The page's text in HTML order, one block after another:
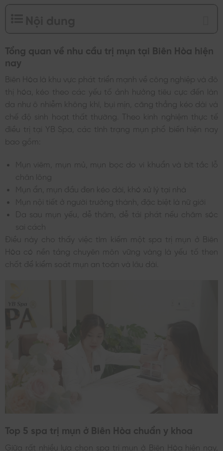
Tổng quan về nhu cầu trị mụn tại Biên Hòa hiện
nay
Biên Hòa là khu vực phát triển mạnh về công nghiệp và đô
thị hóa, kéo theo các yếu tố ảnh hưởng tiêu cực đến làn
da như ô nhiễm không khí, bụi mịn, căng thẳng kéo dài và
chế độ sinh hoạt thất thường. Theo kinh nghiệm thực tế
điều trị tại YB Spa, các tình trạng mụn phổ biến hiện nay
bao gồm:
Mụn viêm, mụn mủ, mụn bọc do vi khuẩn và bít tắc lỗ
chân lông
Mụn ẩn, mụn đầu đen kéo dài, khó xử lý tại nhà
Mụn nội tiết ở người trưởng thành, đặc biệt là nữ giới
Da sau mụn yếu, dễ thâm, dễ tái phát nếu chăm sóc
sai cách
Điều này cho thấy việc tìm kiếm một spa trị mụn ở Biên
Hòa có nền tảng chuyên môn vững vàng là yếu tố then
chốt để kiểm soát mụn an toàn và lâu dài.
Top 5 spa trị mụn ở Biên Hòa chuẩn y khoa
Giữa rất nhiều lựa chọn spa trị mụn ở Biên Hòa hiện nay,